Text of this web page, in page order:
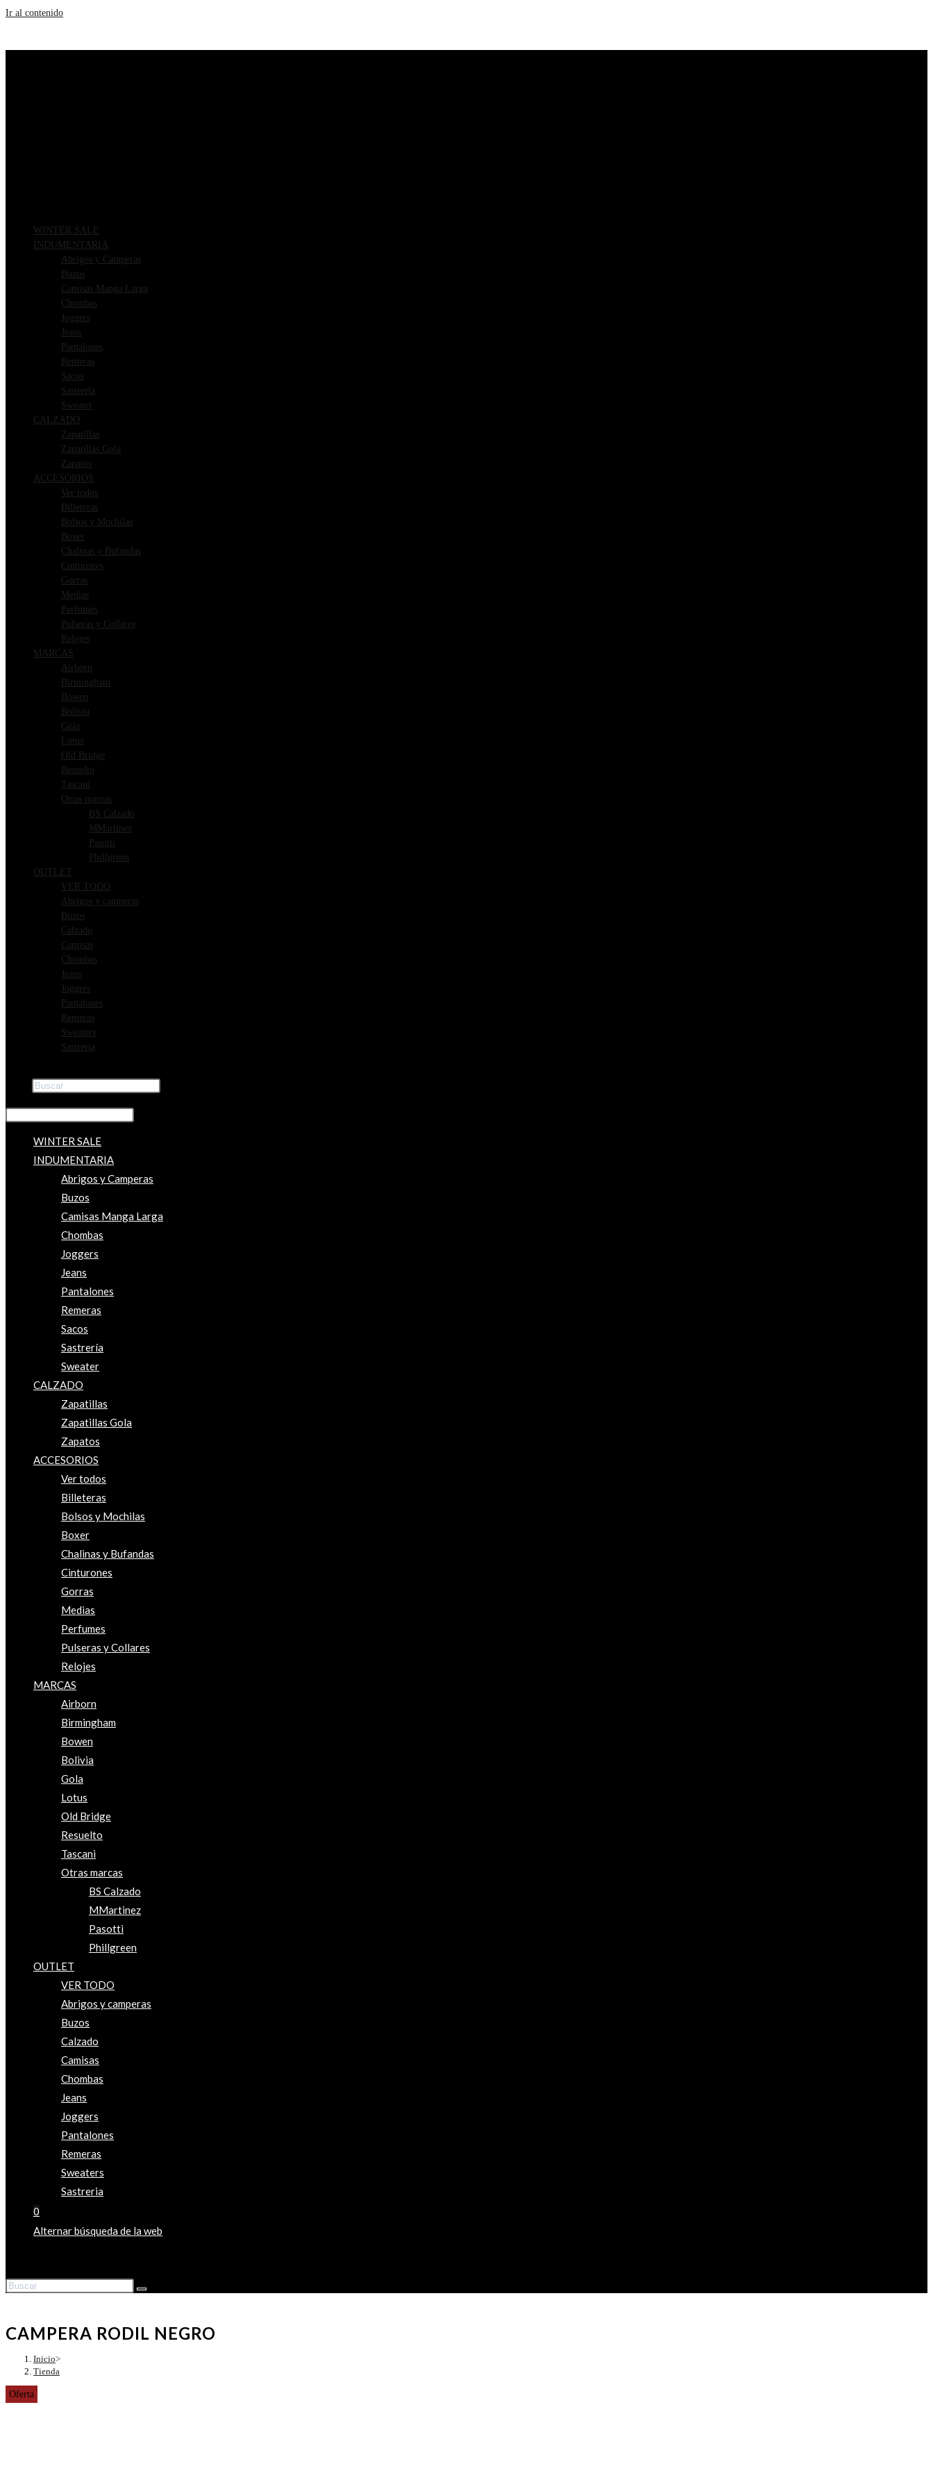
Ir al contenido
WINTER SALE
INDUMENTARIA
Abrigos y Camperas
Buzos
Camisas Manga Larga
Chombas
Joggers
Jeans
Pantalones
Remeras
Sacos
Sastrería
Sweater
CALZADO
Zapatillas
Zapatillas Gola
Zapatos
ACCESORIOS
Ver todos
Billeteras
Bolsos y Mochilas
Boxer
Chalinas y Bufandas
Cinturones
Gorras
Medias
Perfumes
Pulseras y Collares
Relojes
MARCAS
Airborn
Birmingham
Bowen
Bolivia
Gola
Lotus
Old Bridge
Resuelto
Tascani
Otras marcas
BS Calzado
MMartinez
Pasotti
Phillgreen
OUTLET
VER TODO
Abrigos y camperas
Buzos
Calzado
Camisas
Chombas
Jeans
Joggers
Pantalones
Remeras
Sweaters
Sastreria
WINTER SALE
INDUMENTARIA
Abrigos y Camperas
Buzos
Camisas Manga Larga
Chombas
Joggers
Jeans
Pantalones
Remeras
Sacos
Sastrería
Sweater
CALZADO
Zapatillas
Zapatillas Gola
Zapatos
ACCESORIOS
Ver todos
Billeteras
Bolsos y Mochilas
Boxer
Chalinas y Bufandas
Cinturones
Gorras
Medias
Perfumes
Pulseras y Collares
Relojes
MARCAS
Airborn
Birmingham
Bowen
Bolivia
Gola
Lotus
Old Bridge
Resuelto
Tascani
Otras marcas
BS Calzado
MMartinez
Pasotti
Phillgreen
OUTLET
VER TODO
Abrigos y camperas
Buzos
Calzado
Camisas
Chombas
Jeans
Joggers
Pantalones
Remeras
Sweaters
Sastreria
0
Alternar búsqueda de la web
CAMPERA RODIL NEGRO
Inicio>
Tienda
Oferta